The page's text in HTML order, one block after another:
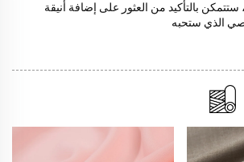
بالتأكيد من العثور على إضافة أنيقة
الذي ستحبه